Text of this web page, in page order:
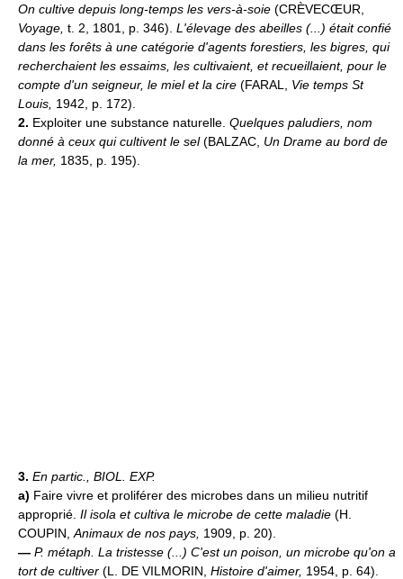
On cultive depuis long-temps les vers-à-soie (CRÈVECŒUR,
Voyage, t. 2, 1801, p. 346). L'élevage des abeilles (...) était confié
dans les forêts à une catégorie d'agents forestiers, les bigres, qui
recherchaient les essaims, les cultivaient, et recueillaient, pour le
compte d'un seigneur, le miel et la cire (FARAL, Vie temps St
Louis, 1942, p. 172).
2. Exploiter une substance naturelle. Quelques paludiers, nom
donné à ceux qui cultivent le sel(BALZAC, Un Drame au bord de
la mer, 1835, p. 195).
3. En partic., BIOL. EXP.
a) Faire vivre et proliférer des microbes dans un milieu nutritif
approprié. Il isola et cultiva le microbe de cette maladie (H.
COUPIN, Animaux de nos pays, 1909, p. 20).
— P. métaph. La tristesse (...) C'est un poison, un microbe qu'on a
tort de cultiver (L. DE VILMORIN, Histoire d'aimer, 1954, p. 64).